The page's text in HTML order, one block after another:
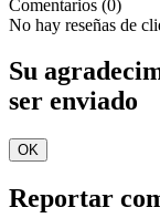
Comentarios (0)
No hay reseñas de
Su
ser enviado
OK
Reportar